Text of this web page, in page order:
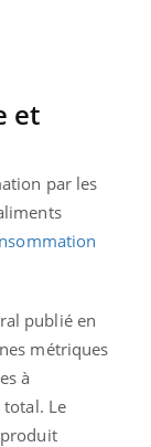
et
par les
publié en
métriques
à
Le